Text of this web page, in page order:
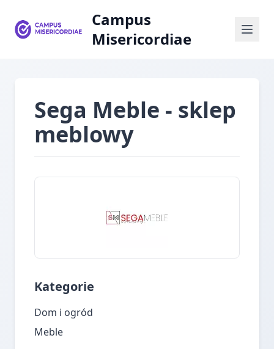
Campus
Misericordiae
Sega Meble - sklep
meblowy
Kategorie
Dom i ogród
Meble